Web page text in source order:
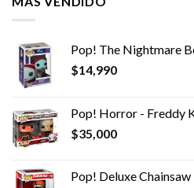
Pop! The Nightmare
$14,990
Pop! Horror - Freddy
$35,000
Pop! Deluxe